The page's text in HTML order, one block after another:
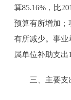
算85.16%，比
预算有所增加；
有所减少。事业
属单位补助支出
三、主要支